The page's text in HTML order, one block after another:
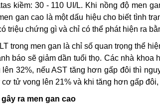
kiềm: 30 - 110 UI/L. Khi nồng độ men
gan cao là một dấu hiệu cho biết tình
triệu chứng gì và chỉ có thể phát hiện ra
trong men gan là chỉ số quan trọng thể
báo sẽ giảm dần tuổi thọ. Các nhà khoa
32%, nếu AST tăng hơn gấp đôi thì
tử vong lên 21% và khi tăng hơn gấp
ra men gan cao